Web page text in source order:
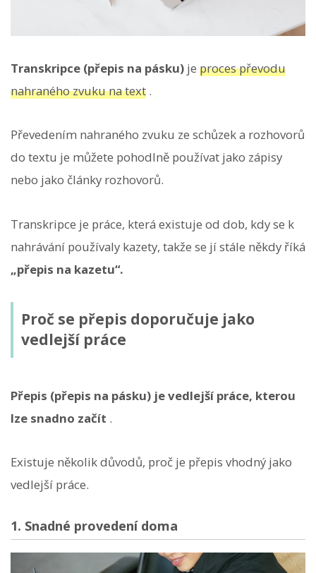
Transkripce (přepis na pásku) je proces převodu
nahraného zvuku na text .
Převedením nahraného zvuku ze schůzek a rozhovorů
do textu je můžete pohodlně používat jako zápisy
nebo jako články rozhovorů.
Transkripce je práce, která existuje od dob, kdy se k
nahrávání používaly kazety, takže se jí stále někdy říká
„přepis na kazetu“.
Proč se přepis doporučuje jako
vedlejší práce
Přepis (přepis na pásku) je vedlejší práce, kterou
lze snadno začít .
Existuje několik důvodů, proč je přepis vhodný jako
vedlejší práce.
1. Snadné provedení doma